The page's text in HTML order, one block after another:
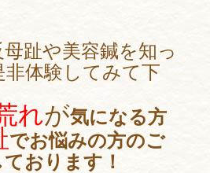
趾や美容鍼を知っ
体験してみて下
れが気になる方
でお悩みの方のご
おります！